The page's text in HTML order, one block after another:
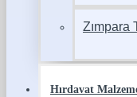
Zımpara
Hırdavat